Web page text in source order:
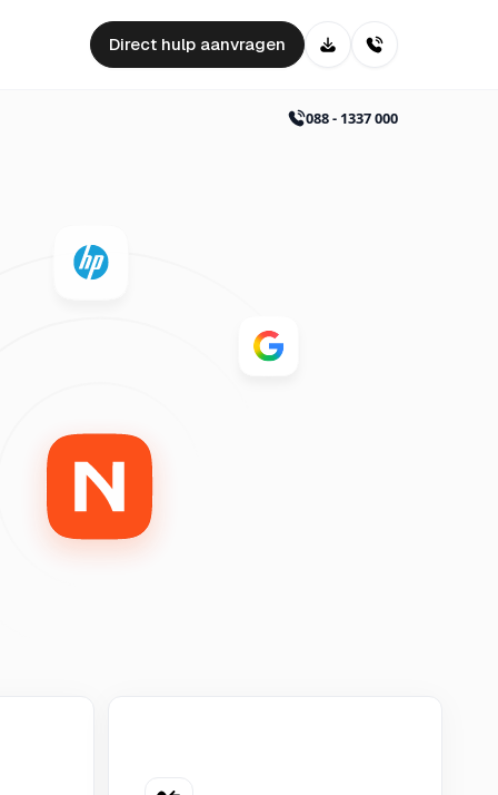
Direct hulp aanvragen
088 - 1337 000